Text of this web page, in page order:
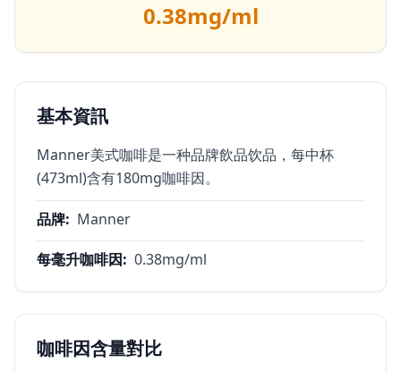
0.38mg/ml
基本資訊
Manner美式咖啡是一种品牌飲品饮品，每中杯
(473ml)含有180mg咖啡因。
品牌: Manner
每毫升咖啡因: 0.38mg/ml
咖啡因含量對比